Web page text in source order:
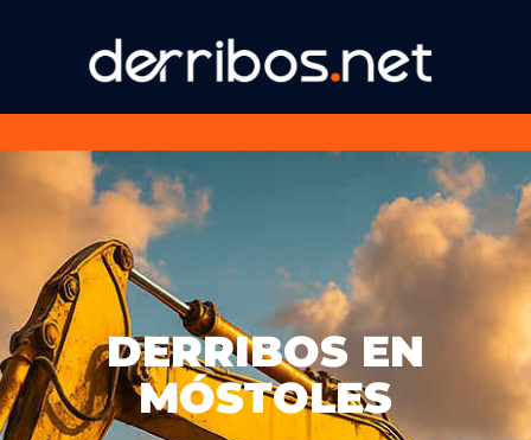
DERRIBOS EN
MÓSTOLES